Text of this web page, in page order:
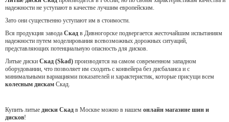
надежности не уступают в качестве лучшим европейским.
Зато они существенно уступают им в стоимости.
Вся продукция завода Скад в Дивногорске подвергается жесточайшим испытаниям
надежности путем моделирования всевозможных дорожных ситуаций,
представляющих потенциальную опасность для дисков.
Литые диски Скад (Skad) производятся на самом современном западном
оборудовании, что позволяет им сходить с конвейера без дисбаланса и с
минимальными вариациями показателей и характеристик, которые присущи всем
колесным дискам Скад.
Купить литые диски Скад в Москве можно в нашем онлайн магазине шин и
дисков!